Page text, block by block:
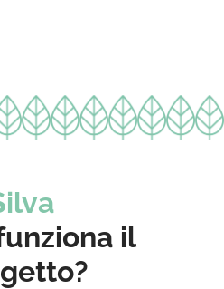
il